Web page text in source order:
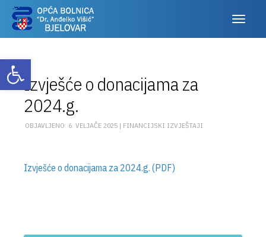
Otvori alatnu traku
Izvješće o donacijama za
2024.g.
OBJAVLJENO: 6. VELJAČE 2025 | FINANCIJSKI IZVJEŠTAJI
Izvješće o donacijama za 2024.g. (PDF)